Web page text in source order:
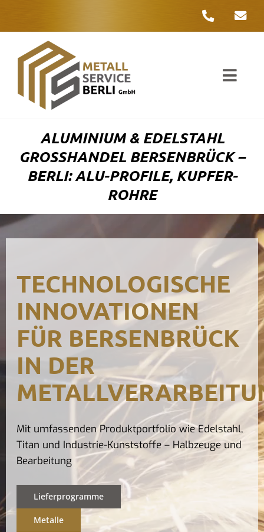
ALUMINIUM & EDELSTAHL
GROSSHANDEL BERSENBRÜCK – B
ERLI: ALU-PROFILE, KUPFER-R
OHRE
TECHNOLOGISCHE
INNOVATIONEN
FÜR BERSENBRÜCK
IN DER
Mit umfassenden Produktportfolio wie Edelstahl,
Titan und Industrie-Kunststoffe – Halbzeuge und
Bearbeitung
Lieferprogramme
Metalle